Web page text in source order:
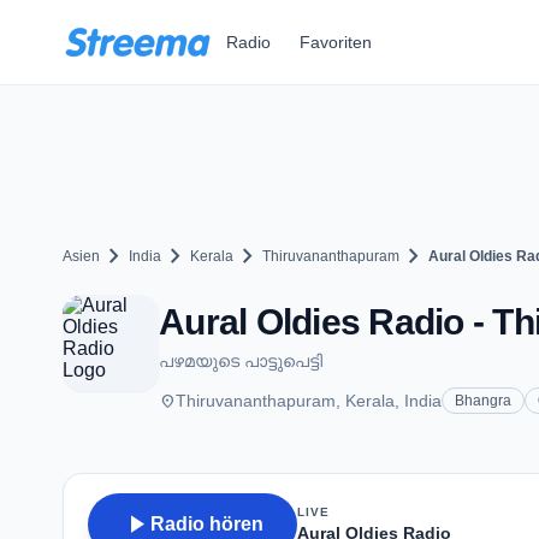
Radio Favoriten
Asien chevron_right India chevron_right Kerala chevron_right Thiruvananthapuram chevron_right Aural Oldies
Aural Oldies Radio -
പഴമയുടെ പാട്ടുപെട്ടി
placeThiruvananthapuram, Kerala, India Bhangra
play_arrow Radio hören
LIVE
Aural Oldies Radio